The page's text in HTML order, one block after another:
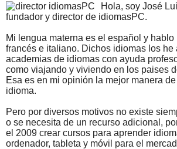
Hola, soy José
fundador y director de idiomasPC.
Mi lengua materna es el español y
francés e italiano. Dichos idiomas los he
academias de idiomas con ayuda
como viajando y viviendo en los paises
Esa es en mi opinión la mejor manera
idioma.
Pero por diversos motivos no existe
o se necesita de un recurso adicional,
el 2009 crear cursos para aprender
ordenador, tableta y móvil para el